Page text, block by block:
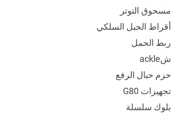
مسحوق التوتر
أقراط الحبل السلكي
ربط الحمل
شackle
حزم حبال الرفع
تجهيزات G80
بلوك سلسلة